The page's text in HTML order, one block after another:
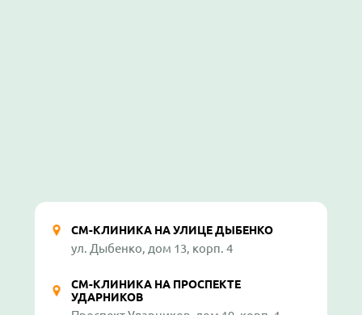
СМ-КЛИНИКА НА УЛИЦЕ ДЫБЕНКО
ул. Дыбенко, дом 13, корп. 4
СМ-КЛИНИКА НА ПРОСПЕКТЕ
УДАРНИКОВ